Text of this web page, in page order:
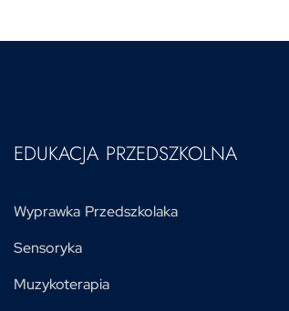
EDUKACJA PRZEDSZKOLNA
Wyprawka Przedszkolaka
Sensoryka
Muzykoterapia